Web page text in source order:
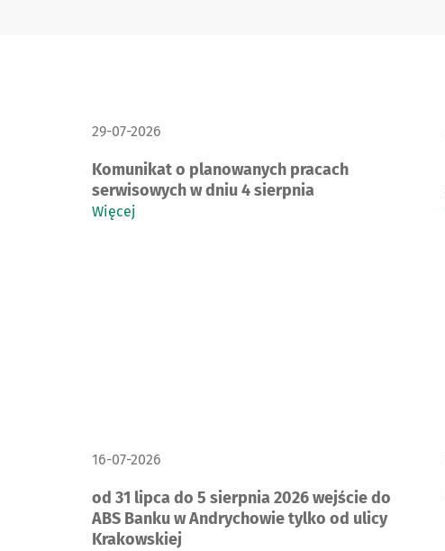
DATA PUBLIKACJI:
29-07-2026
Komunikat o planowanych pracach
serwisowych w dniu 4 sierpnia
Więcej
DATA PUBLIKACJI:
16-07-2026
od 31 lipca do 5 sierpnia 2026 wejście do
ABS Banku w Andrychowie tylko od ulicy
Krakowskiej